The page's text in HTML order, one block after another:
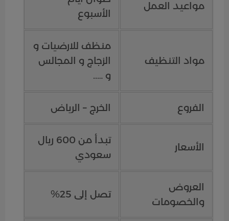
مواعيد العمل
الأسبوع
مواد التنظيف
منظف للارضيات و
الزجاج و المجالس
و …..
الفروع الخرج – الرياض
الأسعار
تبدأ من 600 ريال
سعودي
العروض
والخصومات
تصل إلى 25%